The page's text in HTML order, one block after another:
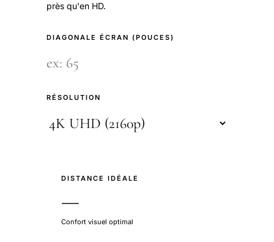
près qu'en HD.
DIAGONALE ÉCRAN (POUCES)
RÉSOLUTION
DISTANCE IDÉALE
—
Confort visuel optimal